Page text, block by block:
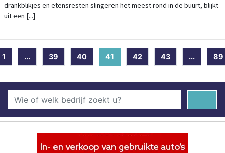
drankblikjes en etensresten slingeren het meest rond in de buurt, blijkt
uit een [...]
1 ... 39 40 41 (current)
42 43 ... 89